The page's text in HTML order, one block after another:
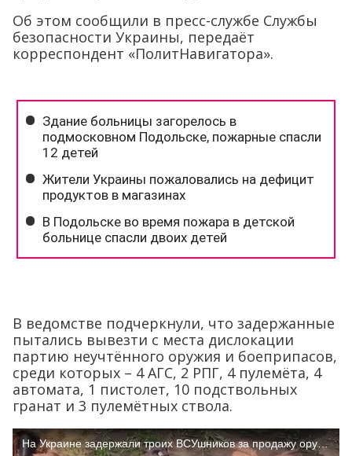
Об этом сообщили в пресс-службе Службы
безопасности Украины, передаёт
корреспондент «ПолитНавигатора».
В ведомстве подчеркнули, что задержанные
пытались вывезти с места дислокации
партию неучтённого оружия и боеприпасов,
среди которых – 4 АГС, 2 РПГ, 4 пулемёта, 4
автомата, 1 пистолет, 10 подствольных
гранат и 3 пулемётных ствола.